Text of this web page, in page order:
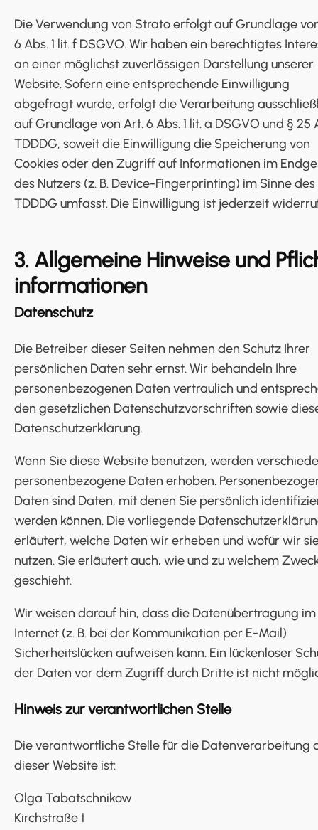
Die Verwendung von Strato erfolgt auf Grundlage
6 Abs. 1 lit. f DSGVO. Wir haben ein berechtigtes
an einer möglichst zuverlässigen Darstellung unserer
Website. Sofern eine entsprechende Einwilligung
abgefragt wurde, erfolgt die Verarbeitung
auf Grundlage von Art. 6 Abs. 1 lit. a DSGVO und § 25
TDDDG, soweit die Einwilligung die Speicherung von
Cookies oder den Zugriff auf Informationen im
des Nutzers (z. B. Device-Fingerprinting) im Sinne des
TDDDG umfasst. Die Einwilligung ist jederzeit
3. Allgemeine Hinweise und
informationen
Datenschutz
Die Betreiber dieser Seiten nehmen den Schutz Ihrer
persönlichen Daten sehr ernst. Wir behandeln Ihre
personenbezogenen Daten vertraulich und
den gesetzlichen Datenschutzvorschriften sowie
Datenschutzerklärung.
Wenn Sie diese Website benutzen, werden
personenbezogene Daten erhoben.
Daten sind Daten, mit denen Sie persönlich
werden können. Die vorliegende
erläutert, welche Daten wir erheben und wofür wir
nutzen. Sie erläutert auch, wie und zu welchem
geschieht.
Wir weisen darauf hin, dass die Datenübertragung im
Internet (z. B. bei der Kommunikation per E-Mail)
Sicherheitslücken aufweisen kann. Ein lückenloser
der Daten vor dem Zugriff durch Dritte ist nicht
Hinweis zur verantwortlichen Stelle
Die verantwortliche Stelle für die Datenverarbeitung
dieser Website ist:
Olga Tabatschnikow
Kirchstraße 1